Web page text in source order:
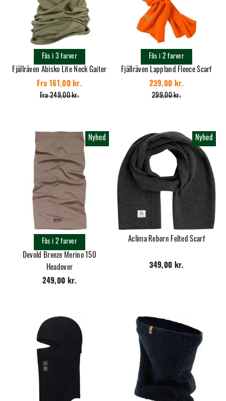
Fjällräven Abisko Lite Neck Gaiter
Fra 249,00 kr.
Fra 161,00 kr.
Fås i 3 farver
Fjällräven Lappland Fleece Scarf
299,00 kr.
239,00 kr.
Fås i 2 farver
Nyhed
Devold Breeze Merino 150
Headover
249,00 kr.
Fås i 2 farver
Nyhed
Aclima Reborn Felted Scarf
349,00 kr.